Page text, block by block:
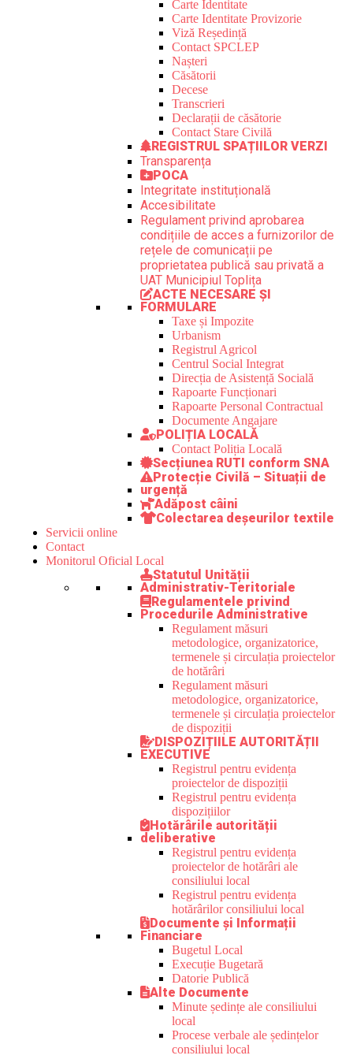
Carte Identitate
Carte Identitate Provizorie
Viză Reședință
Contact SPCLEP
Nașteri
Căsătorii
Decese
Transcrieri
Declarații de căsătorie
Contact Stare Civilă
REGISTRUL SPAȚIILOR VERZI
Transparența
POCA
Integritate instituțională
Accesibilitate
Regulament privind aprobarea
condițiile de acces a furnizorilor de
rețele de comunicații pe
proprietatea publică sau privată a
UAT Municipiul Toplița
ACTE NECESARE ȘI
FORMULARE
Taxe și Impozite
Urbanism
Registrul Agricol
Centrul Social Integrat
Direcția de Asistență Socială
Rapoarte Funcționari
Rapoarte Personal Contractual
Documente Angajare
POLIȚIA LOCALĂ
Contact Poliția Locală
Secțiunea RUTI conform SNA
Protecție Civilă – Situații de
urgență
Adăpost câini
Colectarea deșeurilor textile
Servicii online
Contact
Monitorul Oficial Local
Statutul Unității
Administrativ-Teritoriale
Regulamentele privind
Procedurile Administrative
Regulament măsuri
metodologice, organizatorice,
termenele și circulația proiectelor
de hotărâri
Regulament măsuri
metodologice, organizatorice,
termenele și circulația proiectelor
de dispoziții
DISPOZIȚIILE AUTORITĂȚII
EXECUTIVE
Registrul pentru evidența
proiectelor de dispoziții
Registrul pentru evidența
dispozițiilor
Hotărârile autorității
deliberative
Registrul pentru evidența
proiectelor de hotărâri ale
consiliului local
Registrul pentru evidența
hotărârilor consiliului local
Documente și Informații
Financiare
Bugetul Local
Execuție Bugetară
Datorie Publică
Alte Documente
Minute ședințe ale consiliului
local
Procese verbale ale ședințelor
consiliului local